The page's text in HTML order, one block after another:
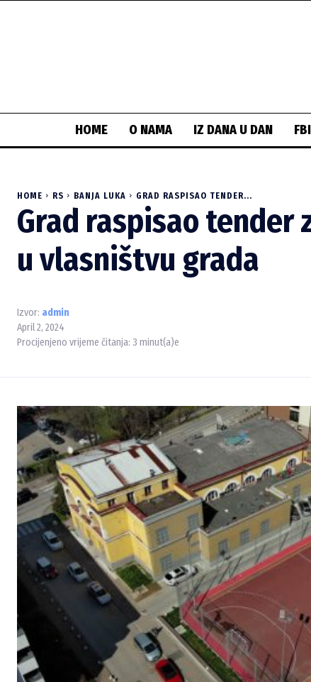
HOME O NAMA IZ DANA U DAN
HOME RS BANJA LUKA GRAD RASPISAO TENDER...
Grad raspisao
u vlasništvu grada
Izvor: admin
April 2, 2024
Procijenjeno vrijeme čitanja: 3 minut(a)e